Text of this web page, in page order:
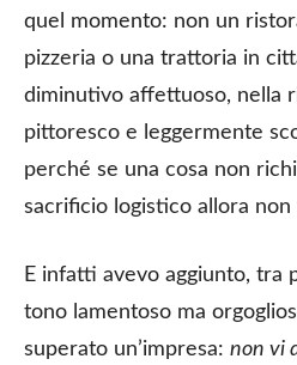
quel momento: non un
pizzeria o una trattoria in
diminutivo affettuoso, nella
pittoresco e leggermente
perché se una cosa non
sacrificio logistico allora non
E infatti avevo aggiunto, tra
tono lamentoso ma
superato un’impresa: non vi